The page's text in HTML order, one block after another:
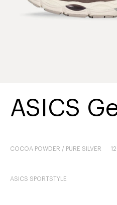
ASICS
COCOA POWDER / PURE SILVER
ASICS SPORTSTYLE